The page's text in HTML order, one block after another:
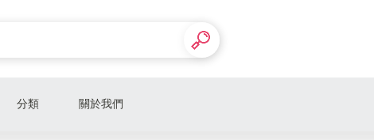
分類 關於我們